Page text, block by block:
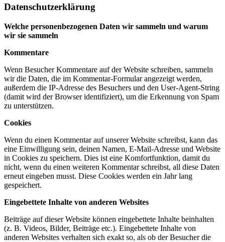
Datenschutzerklärung
Welche personenbezogenen Daten wir sammeln und warum
wir sie sammeln
Kommentare
Wenn Besucher Kommentare auf der Website schreiben, sammeln
wir die Daten, die im Kommentar-Formular angezeigt werden,
außerdem die IP-Adresse des Besuchers und den User-Agent-String
(damit wird der Browser identifiziert), um die Erkennung von Spam
zu unterstützen.
Cookies
Wenn du einen Kommentar auf unserer Website schreibst, kann das
eine Einwilligung sein, deinen Namen, E-Mail-Adresse und Website
in Cookies zu speichern. Dies ist eine Komfortfunktion, damit du
nicht, wenn du einen weiteren Kommentar schreibst, all diese Daten
erneut eingeben musst. Diese Cookies werden ein Jahr lang
gespeichert.
Eingebettete Inhalte von anderen Websites
Beiträge auf dieser Website können eingebettete Inhalte beinhalten
(z. B. Videos, Bilder, Beiträge etc.). Eingebettete Inhalte von
anderen Websites verhalten sich exakt so, als ob der Besucher die